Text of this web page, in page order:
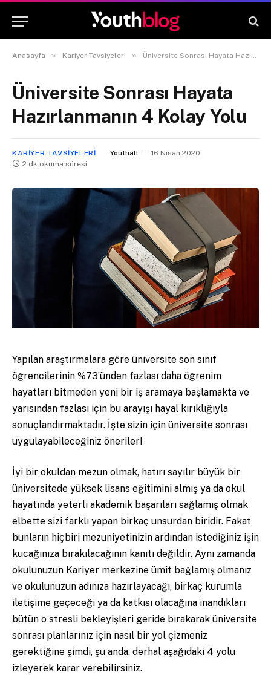
Anasayfa » Kariyer Tavsiyeleri » Üniversite Sonrası Hayata Hazırlanmanın 4 Kolay Yolu
Üniversite Sonrası Hayata
Hazırlanmanın 4 Kolay Yolu
KARIYER TAVSIYELERI Youthall
16 Nisan 2020
2 dk okuma süresi
Yapılan araştırmalara göre üniversite son sınıf
öğrencilerinin %73’ünden fazlası daha öğrenim
hayatları bitmeden yeni bir iş aramaya başlamakta ve
yarısından fazlası için bu arayışı hayal kırıklığıyla
sonuçlandırmaktadır. İşte sizin için üniversite sonrası
uygulayabileceğiniz öneriler!
İyi bir okuldan mezun olmak, hatırı sayılır büyük bir
üniversitede yüksek lisans eğitimini almış ya da okul
hayatında yeterli akademik başarıları sağlamış olmak
elbette sizi farklı yapan birkaç unsurdan biridir. Fakat
bunların hiçbiri mezuniyetinizin ardından istediğiniz işin
kucağınıza bırakılacağının kanıtı değildir. Aynı zamanda
okulunuzun Kariyer merkezine ümit bağlamış olmanız
ve okulunuzun adınıza hazırlayacağı, birkaç kurumla
iletişime geçeceği ya da katkısı olacağına inandıkları
bütün o stresli bekleyişleri geride bırakarak üniversite
sonrası planlarınız için nasıl bir yol çizmeniz
gerektiğine şimdi, şu anda, derhal aşağıdaki 4 yolu
izleyerek karar verebilirsiniz.